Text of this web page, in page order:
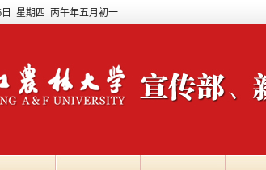
日 星期四 丙午年五月初一
”校内推